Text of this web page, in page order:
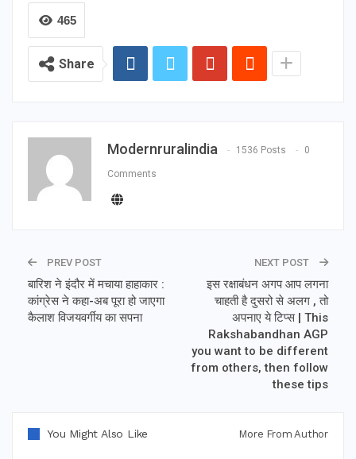
465
Share
Modernruralindia 1536 Posts 0
Comments
PREV POST
बारिश ने इंदौर में मचाया हाहाकार :
कांग्रेस ने कहा-अब पूरा हो जाएगा
कैलाश विजयवर्गीय का सपना
NEXT POST
इस रक्षाबंधन अगप आप लगना
चाहती है दुसरो से अलग , तो
अपनाए ये टिप्स | This
Rakshabandhan AGP
you want to be different
from others, then follow
these tips
You Might Also Like More From Author